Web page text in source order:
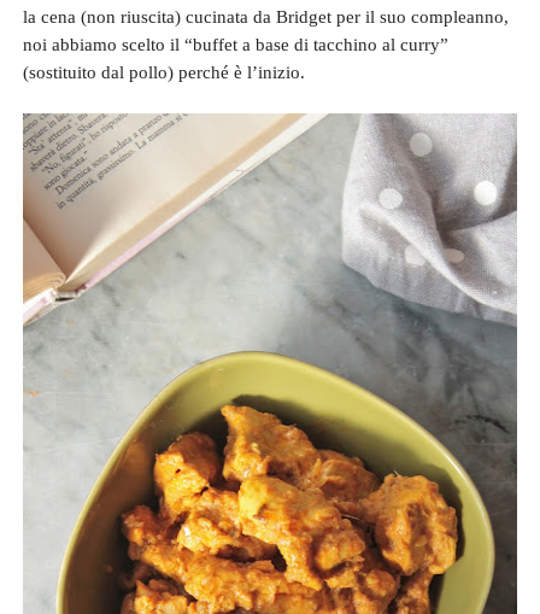
la cena (non riuscita) cucinata da Bridget per il suo compleanno,
noi abbiamo scelto il “buffet a base di tacchino al curry”
(sostituito dal pollo) perché è l’inizio.